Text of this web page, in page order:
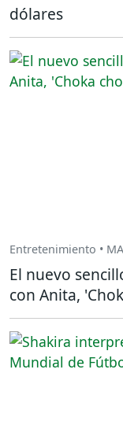
dólares
Entretenimiento •
El nuevo
con Anita,